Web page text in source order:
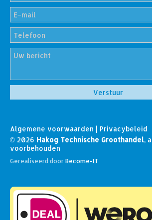
Algemene voorwaarden | Privacybeleid
© 2026 Hakog Technische Groothandel,
voorbehouden
Gerealiseerd door Become-IT